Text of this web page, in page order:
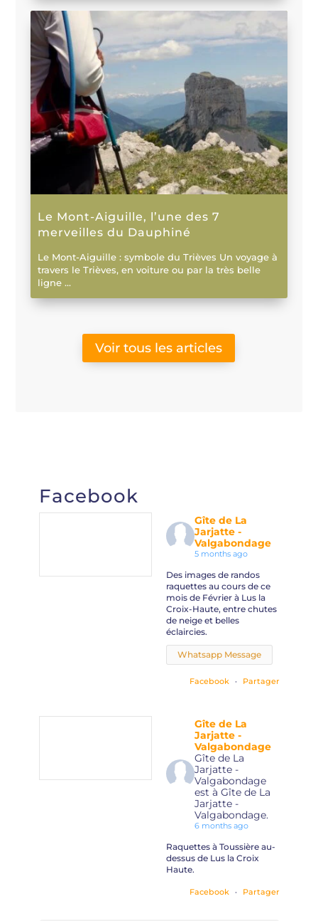
Le Mont-Aiguille, l’une des 7
merveilles du Dauphiné
Le Mont-Aiguille : symbole du Trièves Un voyage à
travers le Trièves, en voiture ou par la très belle
ligne ...
Voir tous les articles
Facebook
Gîte de La
Jarjatte -
Valgabondage
5 months ago
Des images de randos
raquettes au cours de ce
mois de Février à Lus la
Croix-Haute, entre chutes
de neige et belles
éclaircies.
Whatsapp Message
Facebook · Partager
Gîte de La
Jarjatte -
Valgabondage
Gîte de La
Jarjatte -
Valgabondage
est à Gîte de La
Jarjatte -
Valgabondage.
6 months ago
Raquettes à Toussière au-
dessus de Lus la Croix
Haute.
Facebook · Partager